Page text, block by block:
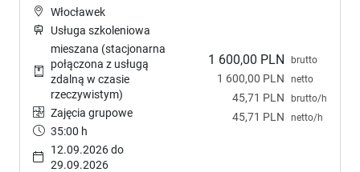
1 600,00 PLN brutto
1 600,00 PLN netto
45,71 PLN brutto/h
45,71 PLN netto/h
Włocławek
Usługa szkoleniowa
mieszana (stacjonarna
połączona z usługą
zdalną w czasie
rzeczywistym)
Zajęcia grupowe
35:00 h
12.09.2026 do
29.09.2026